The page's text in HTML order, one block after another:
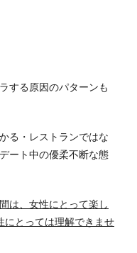
する原因のパターンも
る・レストランではな
ート中の優柔不断な態
は、女性にとって楽し
にとっては理解できませ